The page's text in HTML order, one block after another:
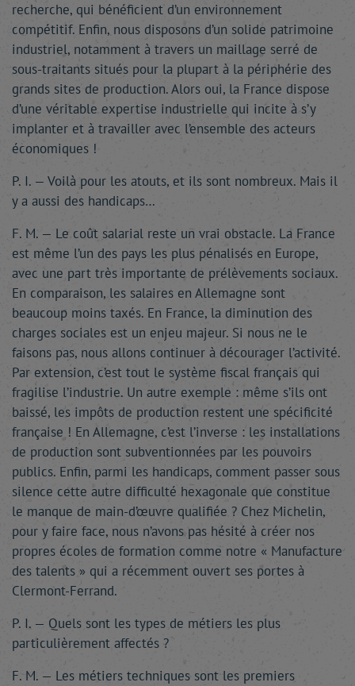
recherche, qui bénéficient d’un environnement
compétitif. Enfin, nous disposons d’un solide patrimoine
industriel, notamment à travers un maillage serré de
sous-traitants situés pour la plupart à la périphérie des
grands sites de production. Alors oui, la France dispose
d’une véritable expertise industrielle qui incite à s’y
implanter et à travailler avec l’ensemble des acteurs
économiques !
P. I. — Voilà pour les atouts, et ils sont nombreux. Mais il
y a aussi des handicaps…
F. M. — Le coût salarial reste un vrai obstacle. La France
est même l’un des pays les plus pénalisés en Europe,
avec une part très importante de prélèvements sociaux.
En comparaison, les salaires en Allemagne sont
beaucoup moins taxés. En France, la diminution des
charges sociales est un enjeu majeur. Si nous ne le
faisons pas, nous allons continuer à décourager l’activité.
Par extension, c’est tout le système fiscal français qui
fragilise l’industrie. Un autre exemple : même s’ils ont
baissé, les impôts de production restent une spécificité
française ! En Allemagne, c’est l’inverse : les installations
de production sont subventionnées par les pouvoirs
publics. Enfin, parmi les handicaps, comment passer sous
silence cette autre difficulté hexagonale que constitue
le manque de main-d’œuvre qualifiée ? Chez Michelin,
pour y faire face, nous n’avons pas hésité à créer nos
propres écoles de formation comme notre « Manufacture
des talents » qui a récemment ouvert ses portes à
Clermont-Ferrand.
P. I. — Quels sont les types de métiers les plus
particulièrement affectés ?
F. M. — Les métiers techniques sont les premiers